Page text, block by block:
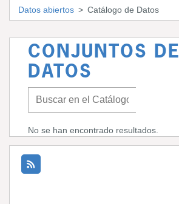
Datos abiertos Catálogo de Datos
CONJUNTOS DE
DATOS
No se han encontrado resultados.